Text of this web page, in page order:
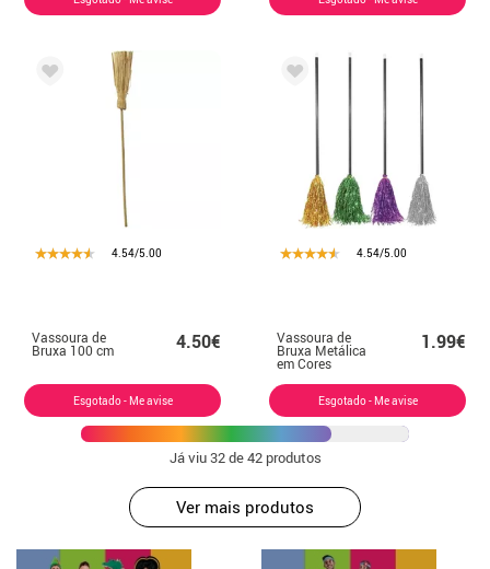
4.54/5.00
Vassoura de
Bruxa 100 cm 4.50€
Esgotado - Me avise
4.54/5.00
Vassoura de
Bruxa Metálica
em Cores
1.99€
Esgotado - Me avise
Já viu32de 42 produtos
Ver mais produtos